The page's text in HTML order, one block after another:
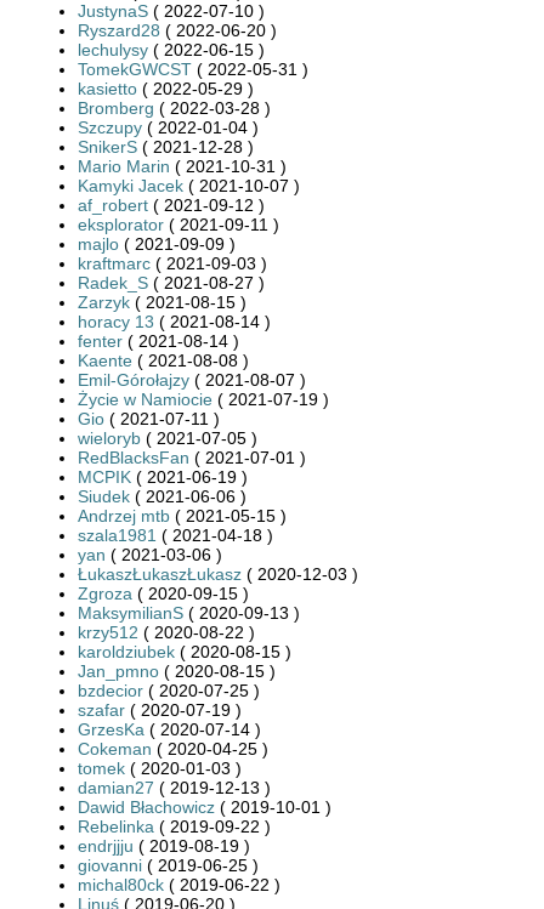
JustynaS ( 2022-07-10 )
Ryszard28 ( 2022-06-20 )
lechulysy ( 2022-06-15 )
TomekGWCST ( 2022-05-31 )
kasietto ( 2022-05-29 )
Bromberg ( 2022-03-28 )
Szczupy ( 2022-01-04 )
SnikerS ( 2021-12-28 )
Mario Marin ( 2021-10-31 )
Kamyki Jacek ( 2021-10-07 )
af_robert ( 2021-09-12 )
eksplorator ( 2021-09-11 )
majlo ( 2021-09-09 )
kraftmarc ( 2021-09-03 )
Radek_S ( 2021-08-27 )
Zarzyk ( 2021-08-15 )
horacy 13 ( 2021-08-14 )
fenter ( 2021-08-14 )
Kaente ( 2021-08-08 )
Emil-Górołajzy ( 2021-08-07 )
Życie w Namiocie ( 2021-07-19 )
Gio ( 2021-07-11 )
wieloryb ( 2021-07-05 )
RedBlacksFan ( 2021-07-01 )
MCPIK ( 2021-06-19 )
Siudek ( 2021-06-06 )
Andrzej mtb ( 2021-05-15 )
szala1981 ( 2021-04-18 )
yan ( 2021-03-06 )
ŁukaszŁukaszŁukasz ( 2020-12-03 )
Zgroza ( 2020-09-15 )
MaksymilianS ( 2020-09-13 )
krzy512 ( 2020-08-22 )
karoldziubek ( 2020-08-15 )
Jan_pmno ( 2020-08-15 )
bzdecior ( 2020-07-25 )
szafar ( 2020-07-19 )
GrzesKa ( 2020-07-14 )
Cokeman ( 2020-04-25 )
tomek ( 2020-01-03 )
damian27 ( 2019-12-13 )
Dawid Błachowicz ( 2019-10-01 )
Rebelinka ( 2019-09-22 )
endrjjju ( 2019-08-19 )
giovanni ( 2019-06-25 )
michal80ck ( 2019-06-22 )
Linuś ( 2019-06-20 )